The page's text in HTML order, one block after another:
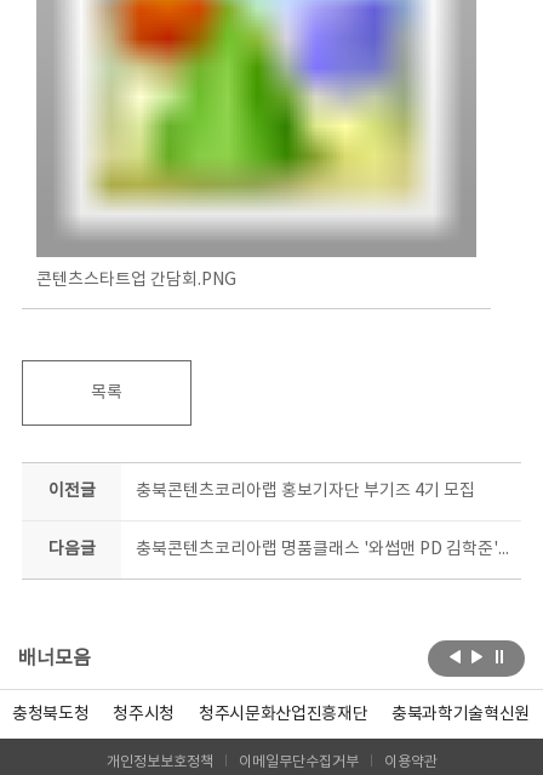
콘텐츠스타트업 간담회.PNG
목록
이전글 충북콘텐츠코리아랩 홍보기자단 부기즈 4기 모집
다음글 충북콘텐츠코리아랩 명품클래스 '와썹맨 PD 김학준' 온다
배너모음
충청북도청 청주시청 청주시문화산업진흥재단 충북과학기술혁신원
개인정보보호정책 이메일무단수집거부 이용약관